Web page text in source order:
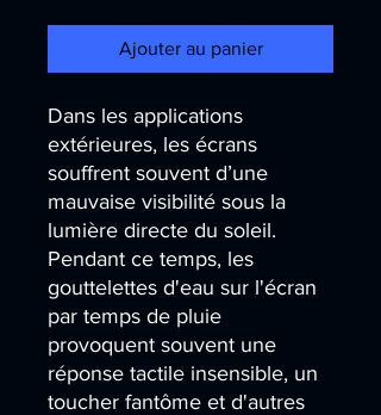
Ajouter au panier
Dans les applications
extérieures, les écrans
souffrent souvent d’une
mauvaise visibilité sous la
lumière directe du soleil.
Pendant ce temps, les
gouttelettes d'eau sur l'écran
par temps de pluie
provoquent souvent une
réponse tactile insensible, un
toucher fantôme et d'autres